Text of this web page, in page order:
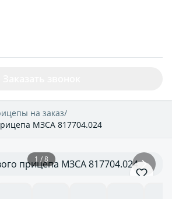
на заказ/
МЗСА 817704.024
1 / 8